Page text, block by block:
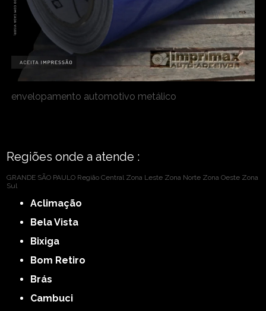
envelopamento automotivo metálico
Regiões onde a atende :
GRANDE SÃO PAULO Região Central Zona Leste Zona Norte Zona Oeste Zona
Sul
Aclimação
Bela Vista
Bixiga
Bom Retiro
Brás
Cambuci